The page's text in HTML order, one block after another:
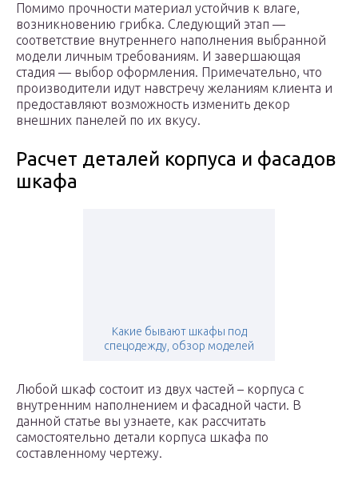
Помимо прочности материал устойчив к влаге,
возникновению грибка. Следующий этап —
соответствие внутреннего наполнения выбранной
модели личным требованиям. И завершающая
стадия — выбор оформления. Примечательно, что
производители идут навстречу желаниям клиента и
предоставляют возможность изменить декор
внешних панелей по их вкусу.
Расчет деталей корпуса и фасадов
шкафа
Какие бывают шкафы под
спецодежду, обзор моделей
Любой шкаф состоит из двух частей – корпуса с
внутренним наполнением и фасадной части. В
данной статье вы узнаете, как рассчитать
самостоятельно детали корпуса шкафа по
составленному чертежу.